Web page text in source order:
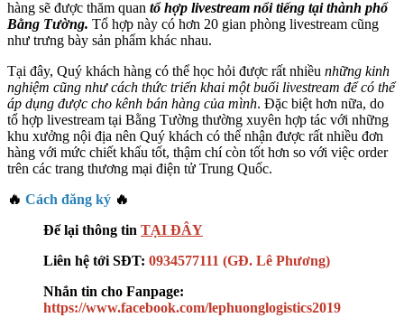
hàng sẽ được thăm quan tổ hợp livestream nổi tiếng tại thành phố
Bằng Tường. Tổ hợp này có hơn 20 gian phòng livestream cũng
như trưng bày sản phẩm khác nhau.
Tại đây, Quý khách hàng có thể học hỏi được rất nhiều những kinh
nghiệm cũng như cách thức triển khai một buổi livestream để có thể
áp dụng được cho kênh bán hàng của mình. Đặc biệt hơn nữa, do
tổ hợp livestream tại Bằng Tường thường xuyên hợp tác với những
khu xưởng nội địa nên Quý khách có thể nhận được rất nhiều đơn
hàng với mức chiết khấu tốt, thậm chí còn tốt hơn so với việc order
trên các trang thương mại điện tử Trung Quốc.
🔥 Cách đăng ký 🔥
Để lại thông tin TẠI ĐÂY
Liên hệ tới SĐT: 0934577111 (GĐ. Lê Phương)
Nhắn tin cho Fanpage:
https://www.facebook.com/lephuonglogistics2019